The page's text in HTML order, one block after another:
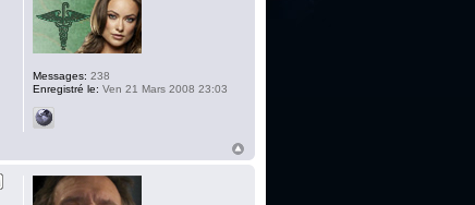
Messages: 238
Enregistré le: Ven 21 Mars 2008 23:03